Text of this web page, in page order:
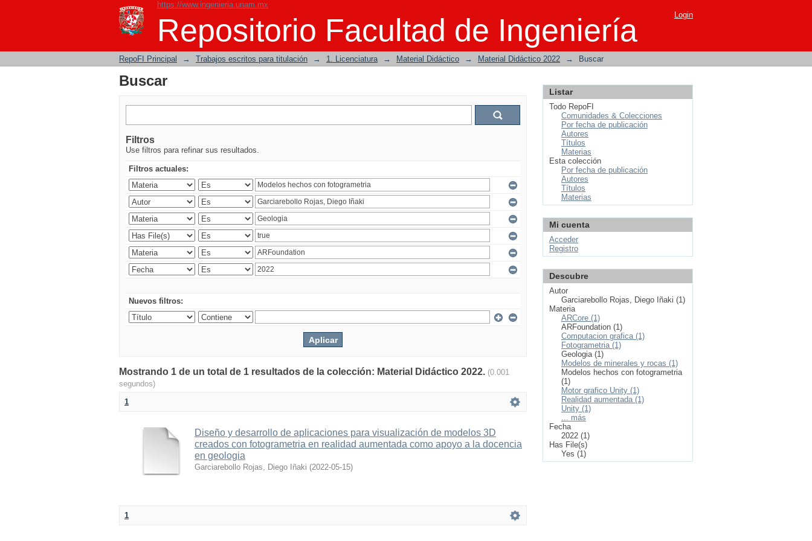
https://www.ingenieria.unam.mx
Repositorio Facultad de Ingeniería
Buscar Login
RepoFI Principal → Trabajos escritos para titulación → 1. Licenciatura → Material Didáctico → Material Didáctico 2022 → Buscar
Buscar
Filtros
Use filtros para refinar sus resultados.
Filtros actuales:
Nuevos filtros:
Mostrando 1 de un total de 1 resultados de la colección: Material Didáctico 2022. (0.001
segundos)
1
Diseño y desarrollo de aplicaciones para visualización de modelos 3D
creados con fotogrametria en realidad aumentada como apoyo a la docencia
en geologia
Garciarebollo Rojas, Diego Iñaki (2022-05-15)
1
Listar
Todo RepoFI
Comunidades & Colecciones
Por fecha de publicación
Autores
Títulos
Materias
Esta colección
Por fecha de publicación
Autores
Títulos
Materias
Mi cuenta
Acceder
Registro
Descubre
Autor
Garciarebollo Rojas, Diego Iñaki (1)
Materia
ARCore (1)
ARFoundation (1)
Computacion grafica (1)
Fotogrametria (1)
Geologia (1)
Modelos de minerales y rocas (1)
Modelos hechos con fotogrametria
(1)
Motor grafico Unity (1)
Realidad aumentada (1)
Unity (1)
... más
Fecha
2022 (1)
Has File(s)
Yes (1)